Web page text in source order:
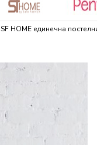
SF HOME единечна